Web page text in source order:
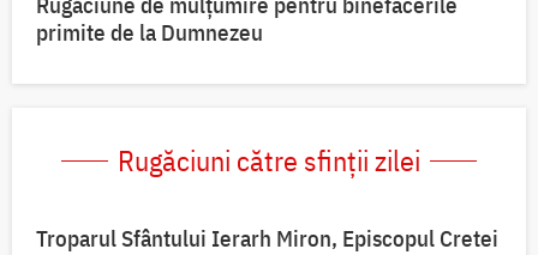
primite de la Dumnezeu
Rugăciuni către sfinții zilei
Troparul Sfântului Ierarh Miron, Episcopul Cretei